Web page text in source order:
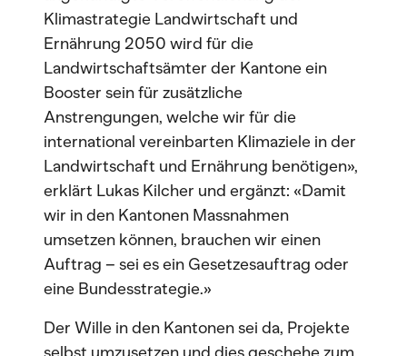
Klimastrategie Landwirtschaft und
Ernährung 2050 wird für die
Landwirtschaftsämter der Kantone ein
Booster sein für zusätzliche
Anstrengungen, welche wir für die
international vereinbarten Klimaziele in der
Landwirtschaft und Ernährung benötigen»,
erklärt Lukas Kilcher und ergänzt: «Damit
wir in den Kantonen Massnahmen
umsetzen können, brauchen wir einen
Auftrag – sei es ein Gesetzesauftrag oder
eine Bundesstrategie.»
Der Wille in den Kantonen sei da, Projekte